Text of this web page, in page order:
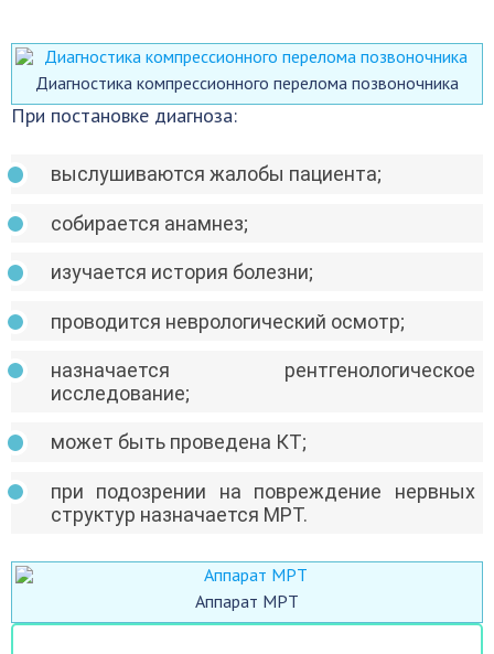
Диагностика компрессионного перелома позвоночника
При постановке диагноза:
выслушиваются жалобы пациента;
собирается анамнез;
изучается история болезни;
проводится неврологический осмотр;
назначается рентгенологическое
исследование;
может быть проведена КТ;
при подозрении на повреждение нервных
структур назначается МРТ.
Аппарат МРТ